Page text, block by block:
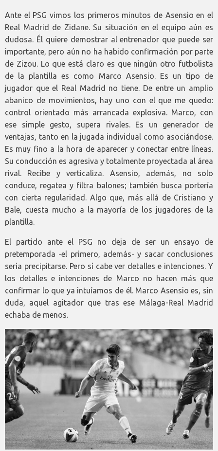
Ante el PSG vimos los primeros minutos de Asensio en el
Real Madrid de Zidane. Su situación en el equipo aún es
dudosa. Él quiere demostrar al entrenador que puede ser
importante, pero aún no ha habido confirmación por parte
de Zizou. Lo que está claro es que ningún otro futbolista
de la plantilla es como Marco Asensio. Es un tipo de
jugador que el Real Madrid no tiene. De entre un amplio
abanico de movimientos, hay uno con el que me quedo:
control orientado más arrancada explosiva. Marco, con
ese simple gesto, supera rivales. Es un generador de
ventajas, tanto en la jugada individual como asociándose.
Es muy fino a la hora de aparecer y conectar entre líneas.
Su conducción es agresiva y totalmente proyectada al área
rival. Recibe y verticaliza. Asensio, además, no solo
conduce, regatea y filtra balones; también busca portería
con cierta regularidad. Algo que, más allá de Cristiano y
Bale, cuesta mucho a la mayoría de los jugadores de la
plantilla.
El partido ante el PSG no deja de ser un ensayo de
pretemporada -el primero, además- y sacar conclusiones
sería precipitarse. Pero sí cabe ver detalles e intenciones. Y
los detalles e intenciones de Marco no hacen más que
confirmar lo que ya intuíamos de él. Marco Asensio es, sin
duda, aquel agitador que tras ese Málaga-Real Madrid
echaba de menos.